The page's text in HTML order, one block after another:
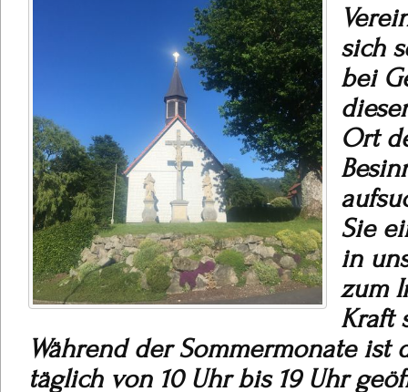
V
sich
bei
Ort
Sie
in
zum
Kraft
Während der Sommermonate ist
täglich von 10 Uhr bis 19 Uhr